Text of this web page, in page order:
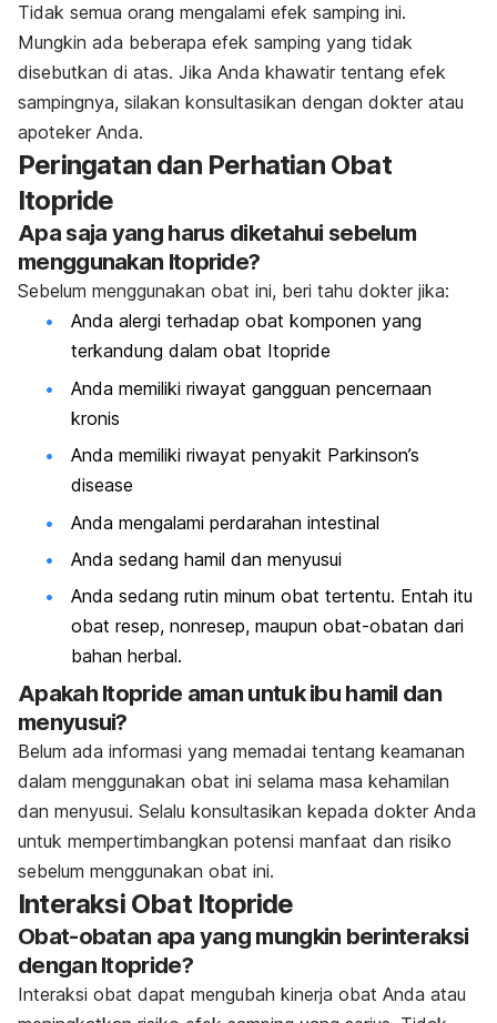
Tidak semua orang mengalami efek samping ini.
Mungkin ada beberapa efek samping yang tidak
disebutkan di atas. Jika Anda khawatir tentang efek
sampingnya, silakan konsultasikan dengan dokter atau
apoteker Anda.
Peringatan dan Perhatian Obat
Itopride
Apa saja yang harus diketahui sebelum
menggunakan Itopride?
Sebelum menggunakan obat ini, beri tahu dokter jika:
Anda alergi terhadap obat komponen yang
terkandung dalam obat Itopride
Anda memiliki riwayat gangguan pencernaan
kronis
Anda memiliki riwayat penyakit Parkinson’s
disease
Anda mengalami perdarahan intestinal
Anda sedang hamil dan menyusui
Anda sedang rutin minum obat tertentu. Entah itu
obat resep, nonresep, maupun obat-obatan dari
bahan herbal.
Apakah Itopride aman untuk ibu hamil dan
menyusui?
Belum ada informasi yang memadai tentang keamanan
dalam menggunakan obat ini selama masa kehamilan
dan menyusui. Selalu konsultasikan kepada dokter Anda
untuk mempertimbangkan potensi manfaat dan risiko
sebelum menggunakan obat ini.
Interaksi Obat Itopride
Obat-obatan apa yang mungkin berinteraksi
dengan Itopride?
Interaksi obat dapat mengubah kinerja obat Anda atau